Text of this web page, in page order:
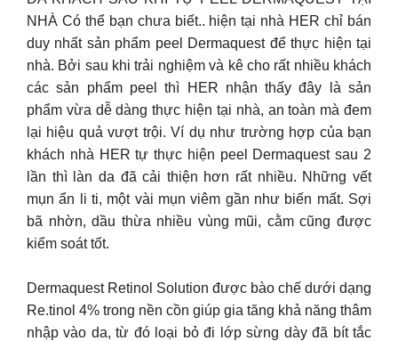
NHÀ Có thể bạn chưa biết.. hiện tại nhà HER chỉ bán
duy nhất sản phẩm peel Dermaquest để thực hiện tại
nhà. Bởi sau khi trải nghiệm và kê cho rất nhiều khách
các sản phẩm peel thì HER nhận thấy đây là sản
phẩm vừa dễ dàng thực hiện tại nhà, an toàn mà đem
lại hiệu quả vượt trội. Ví dụ như trường hợp của bạn
khách nhà HER tự thực hiện peel Dermaquest sau 2
lần thì làn da đã cải thiện hơn rất nhiều. Những vết
mụn ẩn li ti, một vài mụn viêm gần như biến mất. Sợi
bã nhờn, dầu thừa nhiều vùng mũi, cằm cũng được
kiểm soát tốt.
Dermaquest Retinol Solution được bào chế dưới dạng
Re.tinol 4% trong nền cồn giúp gia tăng khả năng thâm
nhập vào da, từ đó loại bỏ đi lớp sừng dày đã bít tắc